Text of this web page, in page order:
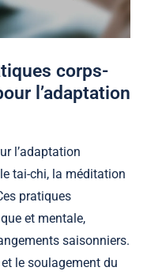
corps-
l’adaptation
l’adaptation
tai-chi, la méditation
pratiques
et mentale,
saisonniers.
le soulagement du